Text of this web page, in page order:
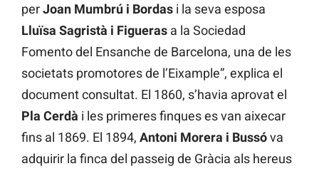
perJoan Mumbrú i Bordas i la seva esposa
Lluïsa Sagristà i Figueras a la Sociedad
Fomento del Ensanche de Barcelona, una de les
societats promotores de l’Eixample”, explica el
document consultat. El 1860, s’havia aprovat el
Pla Cerdà i les primeres finques es van aixecar
fins al 1869. El 1894, Antoni Morera i Bussóva
adquirir la finca del passeig de Gràcia als hereus